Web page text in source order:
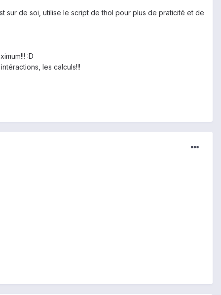
sur de soi, utilise le script de thol pour plus de praticité et de
:D
les calculs!!!